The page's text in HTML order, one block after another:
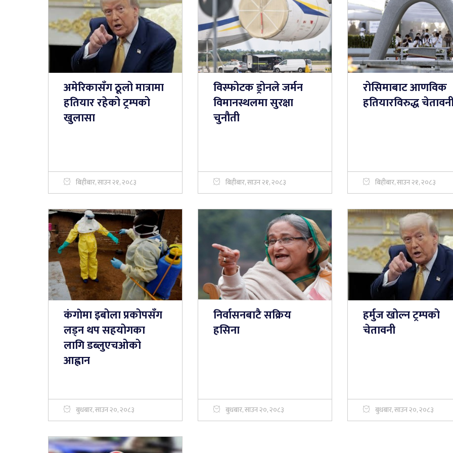
अमेरिकासँग ठूलो मात्रामा
हतियार रहेको ट्रम्पको
खुलासा
बिहीबार, साउन २१, २०८३
विस्फोटक ड्रोनले जर्मन
विमानस्थलमा सुरक्षा
चुनौती
बिहीबार, साउन २१, २०८३
रोसिमाबाट आणविक
हतियारविरुद्ध
बिहीबार, साउन २१, २०८३
कंगाेमा इबोला प्रकोपसँग
लड्न थप सहयोगका
लागि डब्लुएचओको
आह्वान
बुधबार, साउन २०, २०८३
निर्वासनबाटै सक्रिय
हसिना
बुधबार, साउन २०, २०८३
हर्मुज खोल्न ट्रम्पको
चेतावनी
बुधबार, साउन २०, २०८३